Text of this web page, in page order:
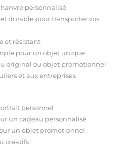
personnalisé
durable pour transporter vos
et résistant
pour un objet unique
original ou objet promotionnel
et aux entreprises
personnel
un cadeau personnalisé
un objet promotionnel
créatifs